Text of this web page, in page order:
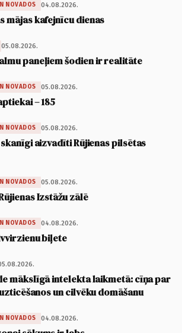
NOVADOS 04.08.2026.
mājas kafejnīcu dienas
05.08.2026.
paneļiem šodien ir realitāte
NOVADOS 05.08.2026.
– 185
NOVADOS 05.08.2026.
aizvadīti Rūjienas pilsētas
NOVADOS 05.08.2026.
Izstāžu zālē
NOVADOS 04.08.2026.
biļete
mākslīgā intelekta laikmetā: cīņa par
un cilvēku domāšanu
NOVADOS 04.08.2026.